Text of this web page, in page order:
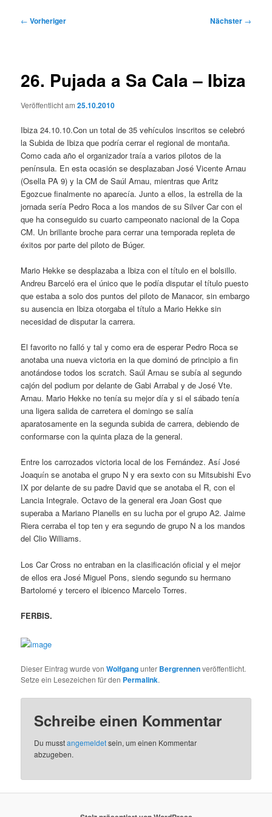
Beitragsnavigation
← Vorheriger Nächster →
26. Pujada a Sa Cala – Ibiza
Veröffentlicht am25.10.2010
Ibiza 24.10.10.Con un total de 35 vehículos inscritos se celebró
la Subida de Ibiza que podría cerrar el regional de montaña.
Como cada año el organizador traía a varios pilotos de la
península. En esta ocasión se desplazaban José Vicente Arnau
(Osella PA 9) y la CM de Saúl Arnau, mientras que Aritz
Egozcue finalmente no aparecía. Junto a ellos, la estrella de la
jornada sería Pedro Roca a los mandos de su Silver Car con el
que ha conseguido su cuarto campeonato nacional de la Copa
CM. Un brillante broche para cerrar una temporada repleta de
éxitos por parte del piloto de Búger.
Mario Hekke se desplazaba a Ibiza con el título en el bolsillo.
Andreu Barceló era el único que le podía disputar el título puesto
que estaba a solo dos puntos del piloto de Manacor, sin embargo
su ausencia en Ibiza otorgaba el título a Mario Hekke sin
necesidad de disputar la carrera.
El favorito no falló y tal y como era de esperar Pedro Roca se
anotaba una nueva victoria en la que dominó de principio a fin
anotándose todos los scratch. Saúl Arnau se subía al segundo
cajón del podium por delante de Gabi Arrabal y de José Vte.
Arnau. Mario Hekke no tenía su mejor día y si el sábado tenía
una ligera salida de carretera el domingo se salía
aparatosamente en la segunda subida de carrera, debiendo de
conformarse con la quinta plaza de la general.
Entre los carrozados victoria local de los Fernández. Así José
Joaquín se anotaba el grupo N y era sexto con su Mitsubishi Evo
IX por delante de su padre David que se anotaba el R, con el
Lancia Integrale. Octavo de la general era Joan Gost que
superaba a Mariano Planells en su lucha por el grupo A2. Jaime
Riera cerraba el top ten y era segundo de grupo N a los mandos
del Clio Williams.
Los Car Cross no entraban en la clasificación oficial y el mejor
de ellos era José Miguel Pons, siendo segundo su hermano
Bartolomé y tercero el ibicenco Marcelo Torres.
FERBIS.
Dieser Eintrag wurde vonWolfgangunter Bergrennenveröffentlicht.
Setze ein Lesezeichen für den Permalink.
Schreibe einen Kommentar
Du musstangemeldetsein, um einen Kommentar
abzugeben.